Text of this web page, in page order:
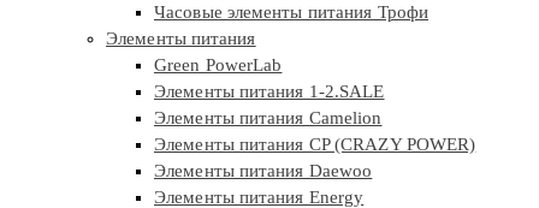
Часовые элементы питания Трофи
Элементы питания
Green PowerLab
Элементы питания 1-2.SALE
Элементы питания Camelion
Элементы питания CP (CRAZY POWER)
Элементы питания Daewoo
Элементы питания Energy